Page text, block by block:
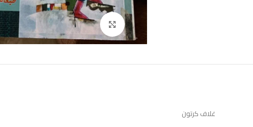
Click to enlarge
غلاف كرتون